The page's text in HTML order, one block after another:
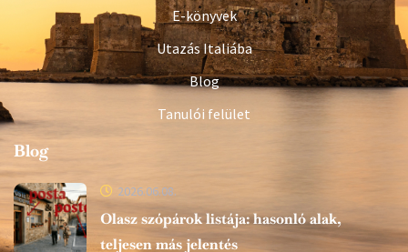
E-könyvek
Utazás Italiába
Blog
Tanulói felület
Blog
2026.06.08.
Olasz szópárok listája: hasonló alak,
teljesen más jelentés